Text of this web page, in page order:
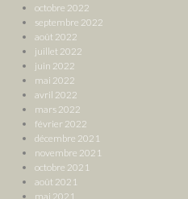
octobre 2022
septembre 2022
août 2022
juillet 2022
juin 2022
mai 2022
avril 2022
mars 2022
février 2022
décembre 2021
novembre 2021
octobre 2021
août 2021
mai 2021